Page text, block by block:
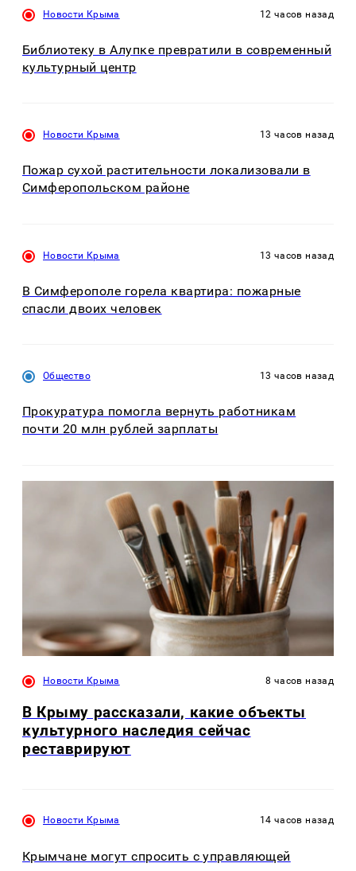
Новости Крыма 12 часов назад
Библиотеку в Алупке превратили в современный
культурный центр
Новости Крыма 13 часов назад
Пожар сухой растительности локализовали в
Симферопольском районе
Новости Крыма 13 часов назад
В Симферополе горела квартира: пожарные
спасли двоих человек
Общество 13 часов назад
Прокуратура помогла вернуть работникам
почти 20 млн рублей зарплаты
Новости Крыма 8 часов назад
В Крыму рассказали, какие объекты
культурного наследия сейчас
реставрируют
Новости Крыма 14 часов назад
Крымчане могут спросить с управляющей